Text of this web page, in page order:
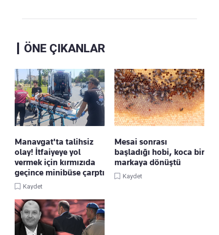
ÖNE ÇIKANLAR
Manavgat'ta talihsiz
olay! İtfaiyeye yol
vermek için kırmızıda
geçince minibüse çarptı
Kaydet
Mesai sonrası
başladığı hobi, koca bir
markaya dönüştü
Kaydet